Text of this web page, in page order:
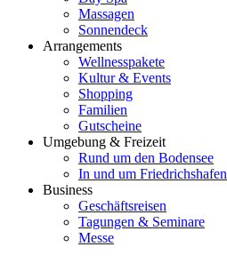
Massagen
Sonnendeck
Arrangements
Wellnesspakete
Kultur & Events
Shopping
Familien
Gutscheine
Umgebung & Freizeit
Rund um den Bodensee
In und um Friedrichshafen
Business
Geschäftsreisen
Tagungen & Seminare
Messe